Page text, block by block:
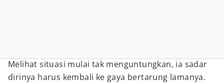
Melihat situasi mulai tak menguntungkan, ia sadar
dirinya harus kembali ke gaya bertarung lamanya.